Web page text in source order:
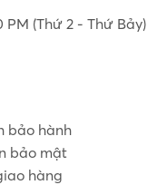
(Thứ 2 - Thứ Bảy)
bảo hành
bảo mật
hàng